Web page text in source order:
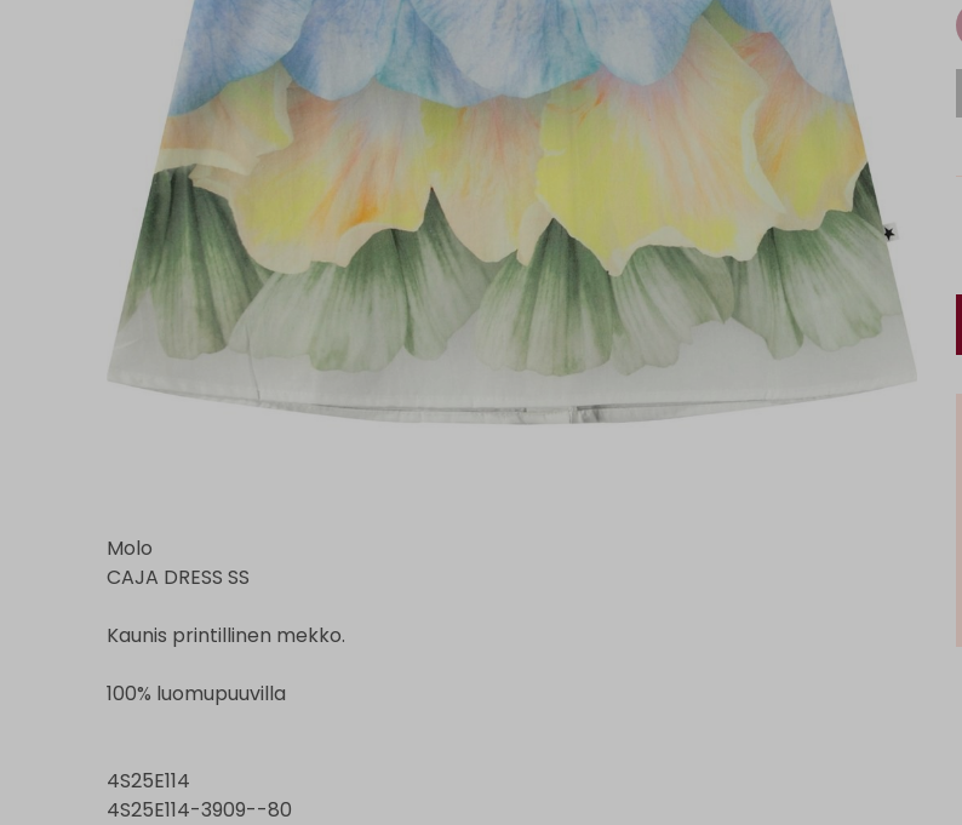
Molo
CAJA DRESS SS
Kaunis printillinen mekko.
100% luomupuuvilla
4S25E114
4S25E114-3909--80